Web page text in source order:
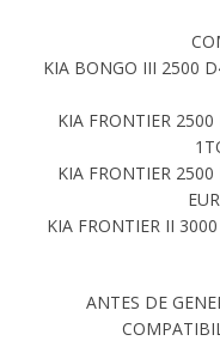
KIA BONGO III 2500
KIA FRONTIER 2500
KIA FRONTIER 2500
KIA FRONTIER II
ANTES DE